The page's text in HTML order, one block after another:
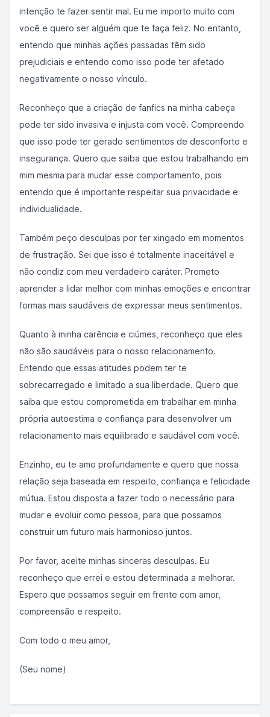
intenção te fazer sentir mal. Eu me importo muito com
você e quero ser alguém que te faça feliz. No entanto,
entendo que minhas ações passadas têm sido
prejudiciais e entendo como isso pode ter afetado
negativamente o nosso vínculo.
Reconheço que a criação de fanfics na minha cabeça
pode ter sido invasiva e injusta com você. Compreendo
que isso pode ter gerado sentimentos de desconforto e
insegurança. Quero que saiba que estou trabalhando em
mim mesma para mudar esse comportamento, pois
entendo que é importante respeitar sua privacidade e
individualidade.
Também peço desculpas por ter xingado em momentos
de frustração. Sei que isso é totalmente inaceitável e
não condiz com meu verdadeiro caráter. Prometo
aprender a lidar melhor com minhas emoções e encontrar
formas mais saudáveis de expressar meus sentimentos.
Quanto à minha carência e ciúmes, reconheço que eles
não são saudáveis para o nosso relacionamento.
Entendo que essas atitudes podem ter te
sobrecarregado e limitado a sua liberdade. Quero que
saiba que estou comprometida em trabalhar em minha
própria autoestima e confiança para desenvolver um
relacionamento mais equilibrado e saudável com você.
Enzinho, eu te amo profundamente e quero que nossa
relação seja baseada em respeito, confiança e felicidade
mútua. Estou disposta a fazer todo o necessário para
mudar e evoluir como pessoa, para que possamos
construir um futuro mais harmonioso juntos.
Por favor, aceite minhas sinceras desculpas. Eu
reconheço que errei e estou determinada a melhorar.
Espero que possamos seguir em frente com amor,
compreensão e respeito.
Com todo o meu amor,
(Seu nome)